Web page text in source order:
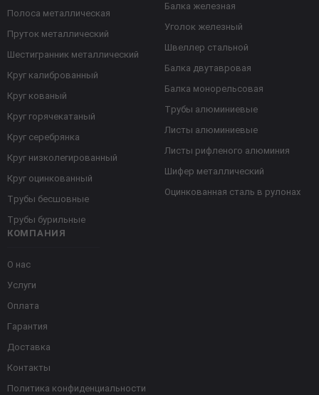
КОМПАНИЯ
О нас
Услуги
Оплата
Гарантия
Доставка
Контакты
Политика конфиденциальности
Полоса металлическая
Пруток металлический
Шестигранник металлический
Круг калиброванный
Круг кованый
Круг горячекатаный
Круг серебрянка
Круг низколегированный
Круг оцинкованный
Трубы бесшовные
Трубы бурильные
Балка железная
Уголок железный
Швеллер стальной
Балка двутавровая
Балка монорельсовая
Трубы алюминиевые
Листы алюминиевые
Листы рифленого алюминия
Шифер металлический
Оцинкованная сталь в рулонах